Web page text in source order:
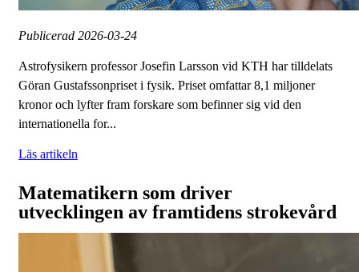
Publicerad 2026-03-24
Astrofysikern professor Josefin Larsson vid KTH har tilldelats
Göran Gustafssonpriset i fysik. Priset omfattar 8,1 miljoner
kronor och lyfter fram forskare som befinner sig vid den
internationella for...
Läs artikeln
Matematikern som driver
utvecklingen av framtidens strokevård